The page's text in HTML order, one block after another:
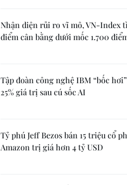
Nhận diện rủi ro vĩ mô, VN-Index
điểm cân bằng dưới mốc 1.700
Tập đoàn công nghệ IBM “bốc
25% giá trị sau cú sốc AI
Tỷ phú Jeff Bezos bán 15 triệu cổ
Amazon trị giá hơn 4 tỷ USD